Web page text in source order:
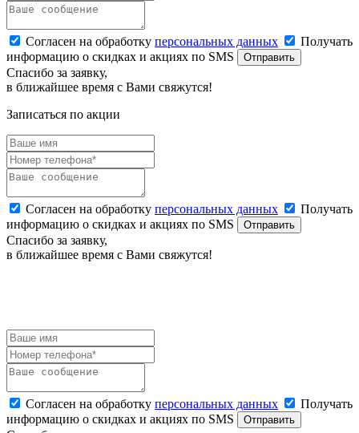
Согласен на обработку персональных данных
Получать
информацию о скидках и акциях по SMS
Отправить
Спасибо за заявку,
в ближайшее время с Вами свяжутся!
Записаться по акции
Согласен на обработку персональных данных
Получать
информацию о скидках и акциях по SMS
Отправить
Спасибо за заявку,
в ближайшее время с Вами свяжутся!
Согласен на обработку персональных данных
Получать
информацию о скидках и акциях по SMS
Отправить